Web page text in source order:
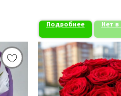
Подробнее Нет в